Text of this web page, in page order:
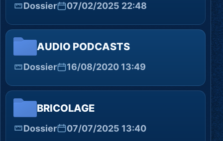
Dossier 07/02/2025 22:48
AUDIO PODCASTS
Dossier 16/08/2020 13:49
BRICOLAGE
Dossier 07/07/2025 13:40